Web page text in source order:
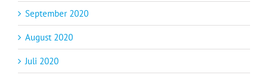
September 2020
August 2020
Juli 2020